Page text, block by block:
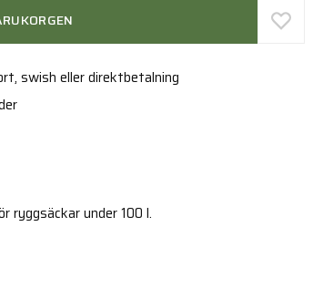
swish eller direktbetalning
ryggsäckar under 100 l.